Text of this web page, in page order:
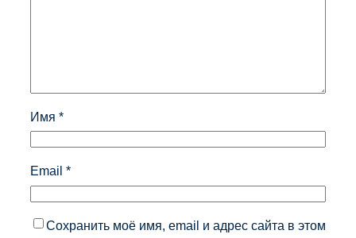
Имя *
Email *
Сохранить моё имя, email и адрес сайта в этом